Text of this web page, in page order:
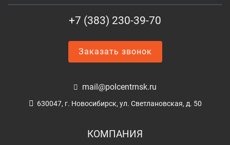
+7 (383) 230-39-70
Заказать звонок
mail@polcentrnsk.ru
630047, г. Новосибирск, ул. Светлановская, д. 50
КОМПАНИЯ